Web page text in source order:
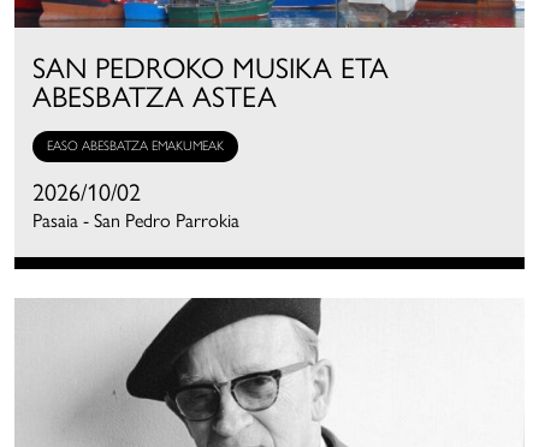
SAN PEDROKO MUSIKA ETA
ABESBATZA ASTEA
EASO ABESBATZA EMAKUMEAK
2026/10/02
Pasaia - San Pedro Parrokia